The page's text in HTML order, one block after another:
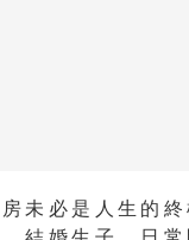
未必是人生的